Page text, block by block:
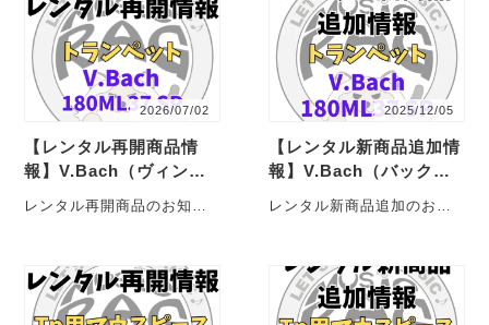
2026/07/02
【レンタル再開商品情
報】V.Bach（ヴィンセ
ント・バック） 180ML
37 SP トランペットレ
レンタル再開商品のお知ら
ペット 18・・・
2025/12/05
【レンタル新商品追加情
報】V.Bach（バック）
180ML37 SP トラン
ペットレンタル
レンタル新商品追加のお知
たに・・・